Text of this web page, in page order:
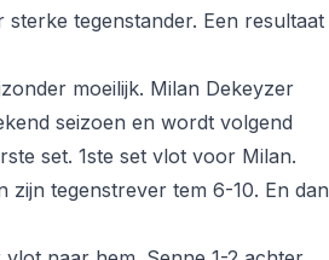
tegenstander. Een resultaat
moeilijk. Milan Dekeyzer
seizoen en wordt volgend
set. 1ste set vlot voor Milan.
zijn tegenstrever tem 6-10. En dan